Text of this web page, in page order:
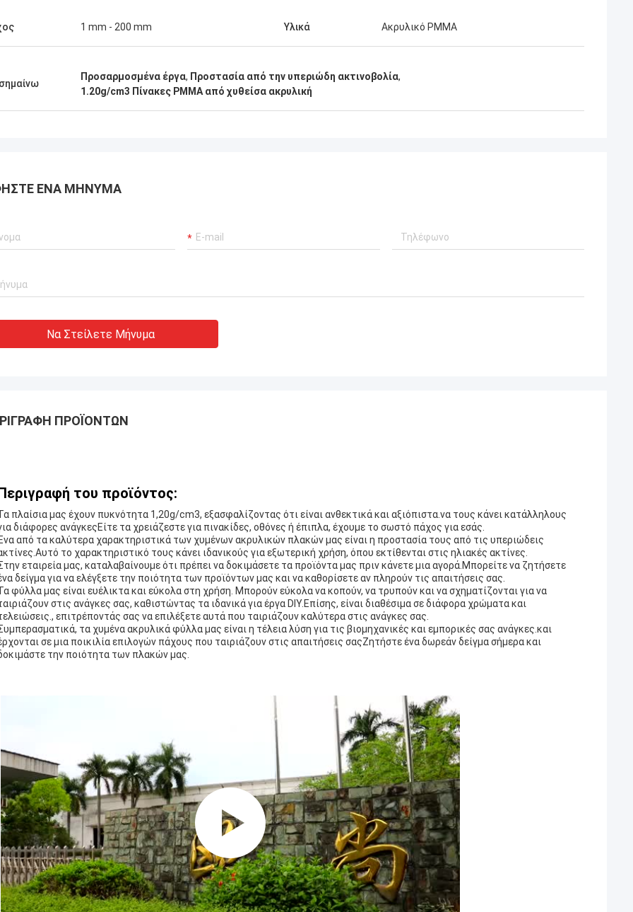
1 mm - 200 mm Υλικά Ακρυλικό PMMA
Προσαρμοσμένα έργα, Προστασία από την υπεριώδη ακτινοβολία,
1.20g/cm3 Πίνακες PMMA από χυθείσα ακρυλική
ΈΝΑ ΜΉΝΥΜΑ
Να Στείλετε Μήνυμα
ΠΡΟΪΌΝΤΩΝ
του προϊόντος:
πλαίσια μας έχουν πυκνότητα 1,20g/cm3, εξασφαλίζοντας ότι είναι ανθεκτικά και αξιόπιστα.να τους κάνει κατάλληλους
διάφορες ανάγκεςΕίτε τα χρειάζεστε για πινακίδες, οθόνες ή έπιπλα, έχουμε το σωστό πάχος για εσάς.
από τα καλύτερα χαρακτηριστικά των χυμένων ακρυλικών πλακών μας είναι η προστασία τους από τις υπεριώδεις
το χαρακτηριστικό τους κάνει ιδανικούς για εξωτερική χρήση, όπου εκτίθενται στις ηλιακές ακτίνες.
εταιρεία μας, καταλαβαίνουμε ότι πρέπει να δοκιμάσετε τα προϊόντα μας πριν κάνετε μια αγορά.Μπορείτε να ζητήσετε
δείγμα για να ελέγξετε την ποιότητα των προϊόντων μας και να καθορίσετε αν πληρούν τις απαιτήσεις σας.
φύλλα μας είναι ευέλικτα και εύκολα στη χρήση. Μπορούν εύκολα να κοπούν, να τρυπούν και να σχηματίζονται για να
στις ανάγκες σας, καθιστώντας τα ιδανικά για έργα DIY.Επίσης, είναι διαθέσιμα σε διάφορα χρώματα και
επιτρέποντάς σας να επιλέξετε αυτά που ταιριάζουν καλύτερα στις ανάγκες σας.
τα χυμένα ακρυλικά φύλλα μας είναι η τέλεια λύση για τις βιομηχανικές και εμπορικές σας ανάγκες.και
σε μια ποικιλία επιλογών πάχους που ταιριάζουν στις απαιτήσεις σαςΖητήστε ένα δωρεάν δείγμα σήμερα και
την ποιότητα των πλακών μας.